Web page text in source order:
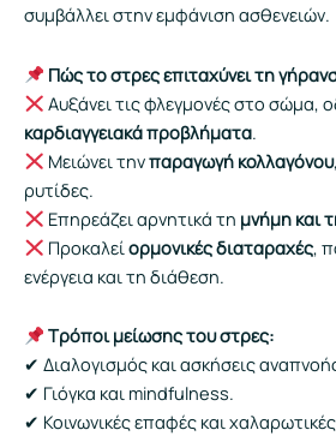
συμβάλλει στην εμφάνιση ασθενειών.
Πώς το στρες επιταχύνει τη
Αυξάνει τις φλεγμονές στο σώμα,
καρδιαγγειακά προβλήματα.
Μειώνει τηνπαραγωγή κολλαγόνου
ρυτίδες.
Επηρεάζει αρνητικά τη μνήμη και
Προκαλεί ορμονικές διαταραχές,
ενέργεια και τη διάθεση.
Τρόποι μείωσης του στρες:
✔ Διαλογισμός και ασκήσεις
✔ Γιόγκα και mindfulness.
✔ Κοινωνικές επαφές και